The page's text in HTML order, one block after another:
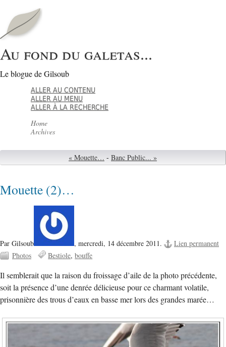
Au fond du galetas...
Le blogue de Gilsoub
ALLER AU CONTENU
ALLER AU MENU
ALLER À LA RECHERCHE
Home
Archives
« Mouette… - Banc Public... »
Mouette (2)…
Par Gilsoub , mercredi, 14 décembre 2011.
Lien permanent
Photos
Bestiole bouffe
Il semblerait que la raison du froissage d’aile de la photo précédente,
soit la présence d’une denrée délicieuse pour ce charmant volatile,
prisonnière des trous d’eaux en basse mer lors des grandes marée…